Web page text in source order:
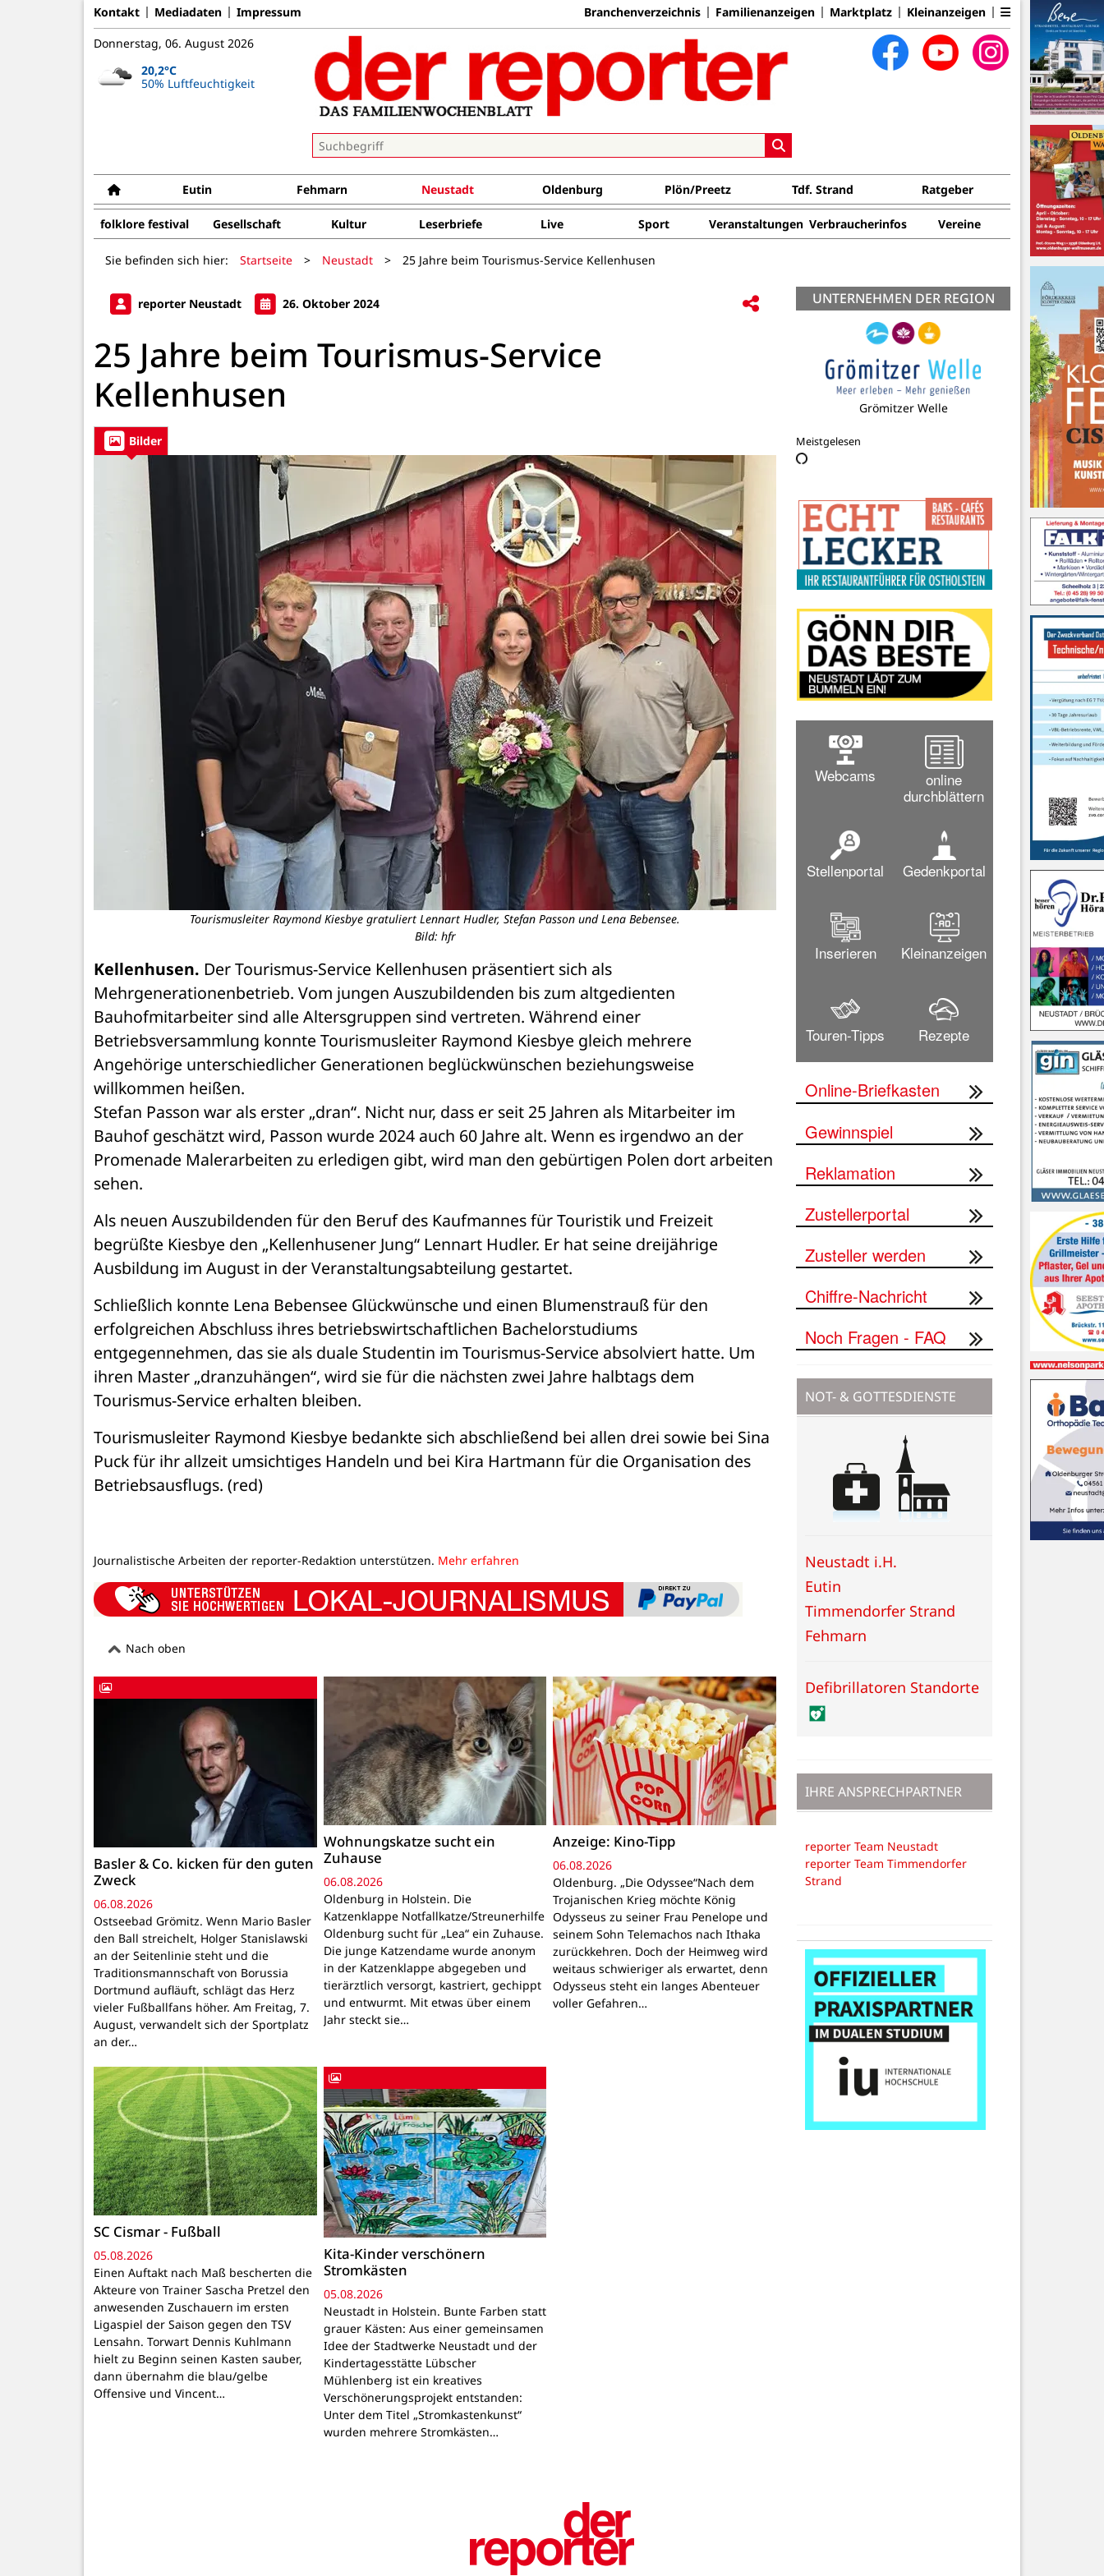
Kontakt Mediadaten Impressum Branchenverzeichnis Familienanzeigen Marktplatz Kleinanzeigen
Donnerstag, 06. August 2026
20,2°C
50% Luftfeuchtigkeit
Eutin Fehmarn Neustadt Oldenburg Plön/Preetz Tdf. Strand Ratgeber
folklore festival Gesellschaft Kultur Leserbriefe Live Sport Veranstaltungen Verbraucherinfos Vereine
Sie befinden sich hier: Startseite > Neustadt > 25 Jahre beim Tourismus-Service Kellenhusen
reporter Neustadt 26. Oktober 2024
25 Jahre beim Tourismus-Service
Kellenhusen
Bilder
Tourismusleiter Raymond Kiesbye gratuliert Lennart Hudler, Stefan Passon und Lena Bebensee.
Bild: hfr
Kellenhusen. Der Tourismus-Service Kellenhusen präsentiert sich als
Mehrgenerationenbetrieb. Vom jungen Auszubildenden bis zum altgedienten
Bauhofmitarbeiter sind alle Altersgruppen sind vertreten. Während einer
Betriebsversammlung konnte Tourismusleiter Raymond Kiesbye gleich mehrere
Angehörige unterschiedlicher Generationen beglückwünschen beziehungsweise
willkommen heißen.
Stefan Passon war als erster „dran“. Nicht nur, dass er seit 25 Jahren als Mitarbeiter im
Bauhof geschätzt wird, Passon wurde 2024 auch 60 Jahre alt. Wenn es irgendwo an der
Promenade Malerarbeiten zu erledigen gibt, wird man den gebürtigen Polen dort arbeiten
sehen.
Als neuen Auszubildenden für den Beruf des Kaufmannes für Touristik und Freizeit
begrüßte Kiesbye den „Kellenhusener Jung“ Lennart Hudler. Er hat seine dreijährige
Ausbildung im August in der Veranstaltungsabteilung gestartet.
Schließlich konnte Lena Bebensee Glückwünsche und einen Blumenstrauß für den
erfolgreichen Abschluss ihres betriebswirtschaftlichen Bachelorstudiums
entgegennehmen, das sie als duale Studentin im Tourismus-Service absolviert hatte. Um
ihren Master „dranzuhängen“, wird sie für die nächsten zwei Jahre halbtags dem
Tourismus-Service erhalten bleiben.
Tourismusleiter Raymond Kiesbye bedankte sich abschließend bei allen drei sowie bei Sina
Puck für ihr allzeit umsichtiges Handeln und bei Kira Hartmann für die Organisation des
Betriebsausflugs. (red)
Journalistische Arbeiten der reporter-Redaktion unterstützen. Mehr erfahren
Nach oben
Basler & Co. kicken für den guten
Zweck
06.08.2026
Ostseebad Grömitz. Wenn Mario Basler
den Ball streichelt, Holger Stanislawski
an der Seitenlinie steht und die
Traditionsmannschaft von Borussia
Dortmund aufläuft, schlägt das Herz
vieler Fußballfans höher. Am Freitag, 7.
August, verwandelt sich der Sportplatz
an der…
Wohnungskatze sucht ein
Zuhause
06.08.2026
Oldenburg in Holstein. Die
Katzenklappe Notfallkatze/Streunerhilfe
Oldenburg sucht für „Lea“ ein Zuhause.
Die junge Katzendame wurde anonym
in der Katzenklappe abgegeben und
tierärztlich versorgt, kastriert, gechippt
und entwurmt. Mit etwas über einem
Jahr steckt sie…
Anzeige: Kino-Tipp
06.08.2026
Oldenburg. „Die Odyssee“Nach dem
Trojanischen Krieg möchte König
Odysseus zu seiner Frau Penelope und
seinem Sohn Telemachos nach Ithaka
zurückkehren. Doch der Heimweg wird
weitaus schwieriger als erwartet, denn
Odysseus steht ein langes Abenteuer
voller Gefahren…
SC Cismar - Fußball
05.08.2026
Einen Auftakt nach Maß bescherten die
Akteure von Trainer Sascha Pretzel den
anwesenden Zuschauern im ersten
Ligaspiel der Saison gegen den TSV
Lensahn. Torwart Dennis Kuhlmann
hielt zu Beginn seinen Kasten sauber,
dann übernahm die blau/gelbe
Offensive und Vincent…
Kita-Kinder verschönern
Stromkästen
05.08.2026
Neustadt in Holstein. Bunte Farben statt
grauer Kästen: Aus einer gemeinsamen
Idee der Stadtwerke Neustadt und der
Kindertagesstätte Lübscher
Mühlenberg ist ein kreatives
Verschönerungsprojekt entstanden:
Unter dem Titel „Stromkastenkunst“
wurden mehrere Stromkästen…
UNTERNEHMEN DER REGION
Sozialkaufhaus Neustadt in Holstein
Meistgelesen
Webcams
online
durchblättern
Stellenportal Gedenkportal
Inserieren Kleinanzeigen
Touren-Tipps Rezepte
Online-Briefkasten
Gewinnspiel
Reklamation
Zustellerportal
Zusteller werden
Chiffre-Nachricht
Noch Fragen - FAQ
NOT- & GOTTESDIENSTE
Neustadt i.H.
Eutin
Timmendorfer Strand
Fehmarn
Defibrillatoren Standorte
IHRE ANSPRECHPARTNER
reporter Team Neustadt
reporter Team Timmendorfer
Strand